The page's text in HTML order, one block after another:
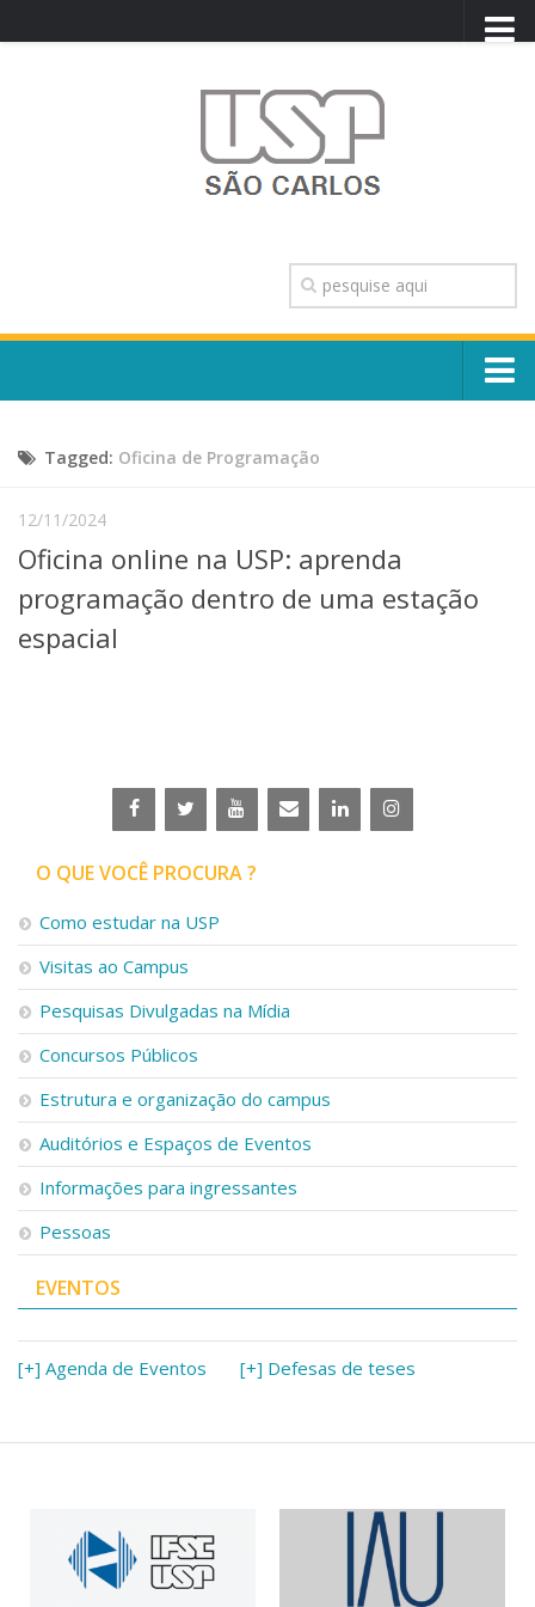
TRANSPARÊNCIA
OUVIDORIA
CONTATO
Escola, Institutos e Órgãos
Núcleos e Comissões
Telefones e Mapas
Ensino
Graduação
Linhas de Pesquisa
Centros, Núcleos e Projetos em Rede
Iniciação Científica
Empresas Juniores
Extensão à Comunidade
Projetos, Programas e Cursos
Artes, Cultura e Esportes
Museus e Espaços Interativos
Serviços
Bibliotecas
Apoio ao Estudante
Segurança, Trânsito e Prevenção
RH, Administrativo e Financeiro
Outros serviços
Comunicação
Assessorias e Mídias
Aplicativos e Sites
Jornal da USP
Agenda de Eventos
Tagged: Oficina de Programação
12/11/2024
Oficina online na USP: aprenda
programação dentro de uma estação
espacial
O QUE VOCÊ PROCURA ?
Como estudar na USP
Visitas ao Campus
Pesquisas Divulgadas na Mídia
Concursos Públicos
Estrutura e organização do campus
Auditórios e Espaços de Eventos
Informações para ingressantes
Pessoas
EVENTOS
[+] Agenda de Eventos [+] Defesas de teses